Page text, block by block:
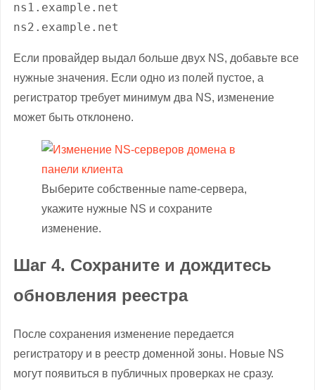
ns1.example.net
ns2.example.net
Если провайдер выдал больше двух NS, добавьте все
нужные значения. Если одно из полей пустое, а
регистратор требует минимум два NS, изменение
может быть отклонено.
Выберите собственные name-сервера,
укажите нужные NS и сохраните
изменение.
Шаг 4. Сохраните и дождитесь
обновления реестра
После сохранения изменение передается
регистратору и в реестр доменной зоны. Новые NS
могут появиться в публичных проверках не сразу.